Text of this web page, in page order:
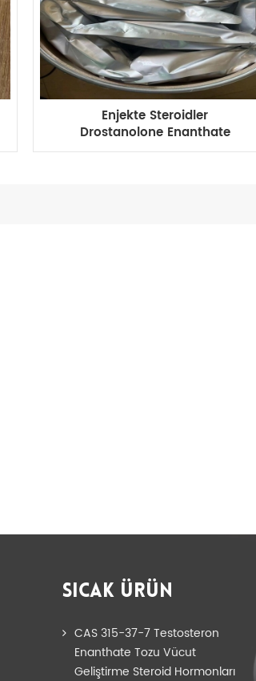
Enjekte Steroidler
Drostanolone Enanthate
Masteron enanthate Kilo Kaybı
SICAK ÜRÜN
CAS 315-37-7 Testosteron
Enanthate Tozu Vücut
Geliştirme Steroid Hormonları